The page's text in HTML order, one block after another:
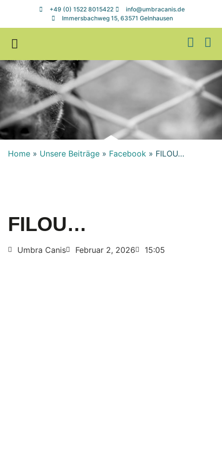
+49 (0) 1522 8015422
info@umbracanis.de
Immersbachweg 15, 63571 Gelnhausen
Home » Unsere Beiträge » Facebook » FILOU…
FILOU…
Umbra Canis Februar 2, 2026 15:05